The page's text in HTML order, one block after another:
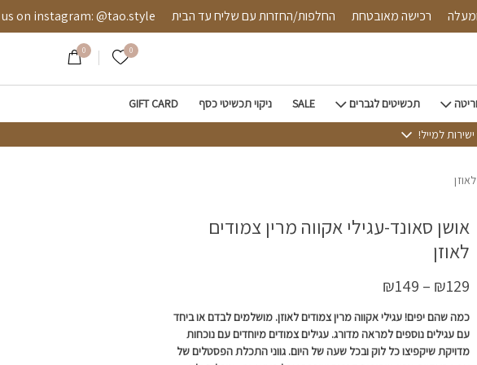
רכישה מאובטחת החלפות/החזרות עם שליח עד הבית @tao.style
0 הרשימה שלי
0
תכשיטים לגברים SALE ניקוי תכשיטי כסף GIFT CARD
אושן סאונד-עגילי אקווה מרין צמודים
לאוזן
₪129
–
₪149
כמה שהם יפים! עגילי אקווה מרין צמודים לאוזן. מושלמים לבדם או ביחד
עם עגילים נוספים למראה מדורג. עגילים צמודים מיוחדים עם נוכחות
מדויקת שיקפיצו כל לוק ובכל שעה של היום. גווני התכלת הפסטלים של